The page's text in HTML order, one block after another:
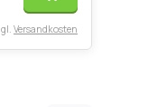
Versandkosten